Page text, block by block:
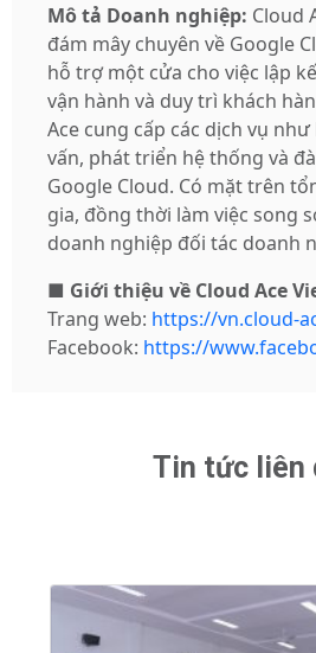
Mô tả Doanh nghiệp: Cloud
đám mây chuyên về Google
hỗ trợ một cửa cho việc lập
vận hành và duy trì khách
Ace cung cấp các dịch vụ
vấn, phát triển hệ thống và
Google Cloud. Có mặt trên
gia, đồng thời làm việc song
doanh nghiệp đối tác doanh
■ Giới thiệu về Cloud Ace
Trang web: https://vn.cloud-
Facebook: https://
Tin tức liên